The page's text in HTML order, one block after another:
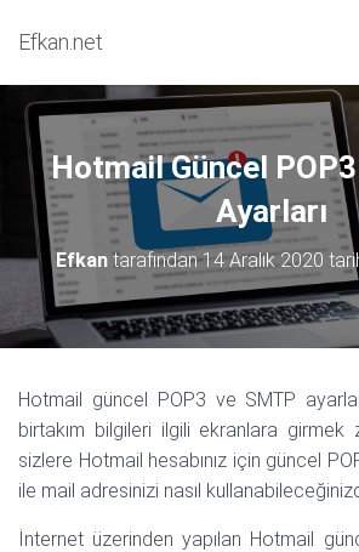
Efkan.net
Hotmail Güncel
Ayarları
Efkan tarafından14 Aralık 2020
Hotmail güncel POP3 ve SMTP
birtakım bilgileri ilgili ekranlara girmek
sizlere Hotmail hesabınız için güncel
ile mail adresinizi nasıl
İnternet üzerinden yapılan Hotmail